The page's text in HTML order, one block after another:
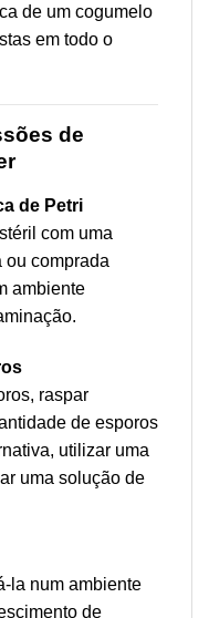
de um cogumelo
em todo o
de
de Petri
com uma
ou comprada
ambiente
raspar
de esporos
utilizar uma
uma solução de
la num ambiente
de